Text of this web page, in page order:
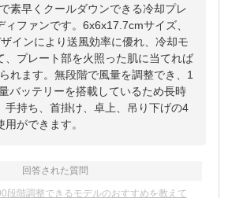
素早くクールダウンできる冷却プレ
ィファンです。6x6x17.7cmサイズ、
インにより送風効率に優れ、冷却モ
、プレート部を火照った肌に当てれば
れます。無段階で風量を調整でき、1
バッテリーを搭載しているため長時
手持ち、首掛け、卓上、吊り下げの4
ができます。
回答された質問
段階調整できるモデルのおすすめを教えて